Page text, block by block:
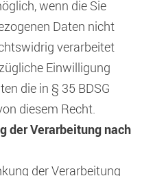
wenn die Sie
Daten nicht
verarbeitet
Einwilligung
die in § 35 BDSG
diesem Recht.
der Verarbeitung nach
der Verarbeitung